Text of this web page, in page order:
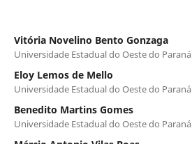
Vitória Novelino Bento Gonzaga
Universidade Estadual do Oeste do Paraná
Eloy Lemos de Mello
Universidade Estadual do Oeste do Paraná
Benedito Martins Gomes
Universidade Estadual do Oeste do Paraná